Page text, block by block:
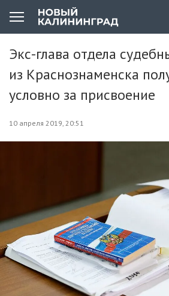
Экс-глава отдела
из Краснознаменска
условно за присвоение
10 апреля 2019, 20:51